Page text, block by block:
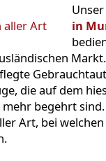
Unser
in
die auf dem
begehrt
Art, bei